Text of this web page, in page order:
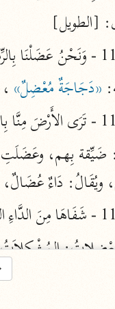
[الطويل]
حُرْمَةِ اللهِ عَاضِلُ
«دَجَاجَةٌ مُعْضِلٌ»
بِجَيْشٍ عَرَمْرَمِ
ويُقَالُ: دَاءٌ
هَزَّ القَنَاةَ شَفَاهَا